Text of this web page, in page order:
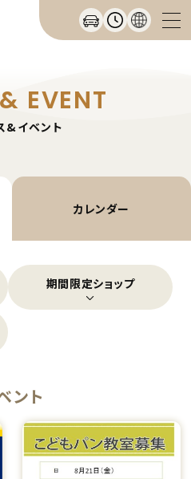
EVENT
&イベント
カレンダー
期間限定ショップ
ント